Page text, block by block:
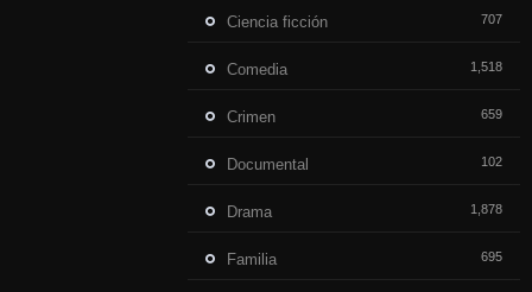
Ciencia ficción 707
Comedia 1,518
Crimen 659
Documental 102
Drama 1,878
Familia 695